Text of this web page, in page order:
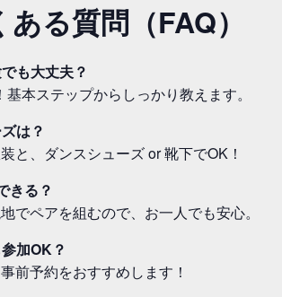
ある質問（FAQ）
も大丈夫？
本ステップからしっかり教えます。
は？
と、ダンスシューズ or 靴下でOK！
きる？
でペアを組むので、お一人でも安心。
加OK？
前予約をおすすめします！